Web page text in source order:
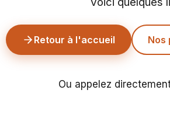
Retour à l'accueil Nos
Ou appelez